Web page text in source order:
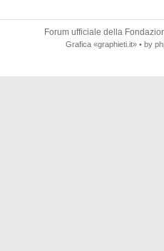
Forum ufficiale della
Grafica «graphieti.it» • by